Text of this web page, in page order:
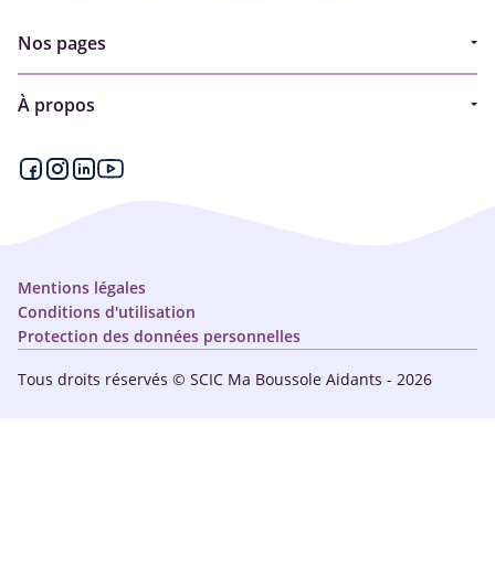
Nos pages
Aides financières et congés
À propos
Qui sommes-nous ?
Tous droits réservés © SCIC Ma Boussole Aidants - 2026
Mentions légales
Conditions d'utilisation
Protection des données personnelles